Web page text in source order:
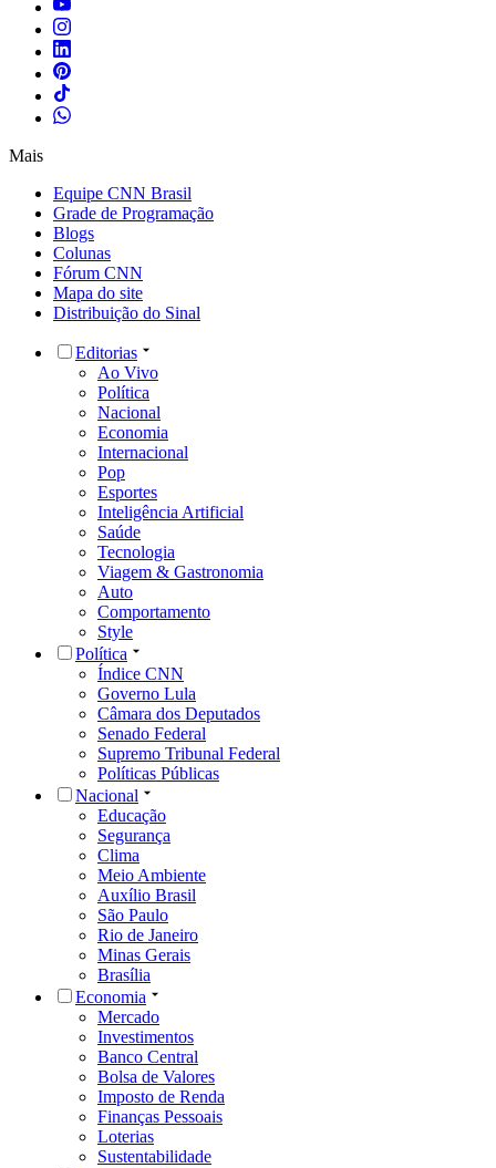
Mais
Equipe CNN Brasil
Grade de Programação
Blogs
Colunas
Fórum CNN
Mapa do site
Distribuição do Sinal
Editorias
Ao Vivo
Política
Nacional
Economia
Internacional
Pop
Esportes
Inteligência Artificial
Saúde
Tecnologia
Viagem & Gastronomia
Auto
Comportamento
Style
Política
Índice CNN
Governo Lula
Câmara dos Deputados
Senado Federal
Supremo Tribunal Federal
Políticas Públicas
Nacional
Educação
Segurança
Clima
Meio Ambiente
Auxílio Brasil
São Paulo
Rio de Janeiro
Minas Gerais
Brasília
Economia
Mercado
Investimentos
Banco Central
Bolsa de Valores
Imposto de Renda
Finanças Pessoais
Loterias
Sustentabilidade